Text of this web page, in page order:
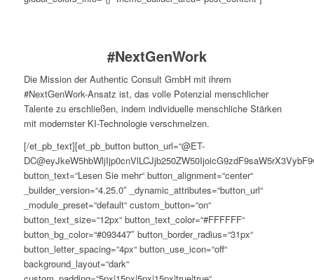
#NextGenWork
Die Mission der Authentic Consult GmbH mit ihrem
#NextGenWork-Ansatz ist, das volle Potenzial menschlicher
Talente zu erschließen, indem individuelle menschliche Stärken
mit modernster KI-Technologie verschmelzen.
[/et_pb_text][et_pb_button button_url=“@ET-
button_text=“Lesen Sie mehr“ button_alignment=“center“
_builder_version=“4.25.0″ _dynamic_attributes=“button_url“
_module_preset=“default“ custom_button=“on“
button_text_size=“12px“ button_text_color=“#FFFFFF“
button_bg_color=“#093447″ button_border_radius=“31px“
button_letter_spacing=“4px“ button_use_icon=“off“
background_layout=“dark“